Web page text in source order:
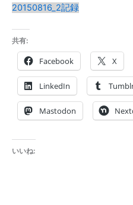
20150816_2記録
共有:
Facebook X
LinkedIn
Mastodon
いいね: